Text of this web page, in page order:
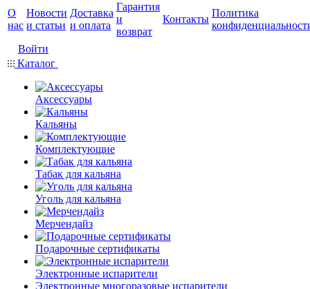
О
нас
Новости
и статьи
Доставка
и оплата
Гарантия
и
возврат
Контакты
Политика
Войти
Каталог
Аксессуары
Кальяны
Комплектующие
Табак для кальяна
Уголь для кальяна
Мерчендайз
Подарочные сертификаты
Электронные испарители
Электронные многоразовые испарители